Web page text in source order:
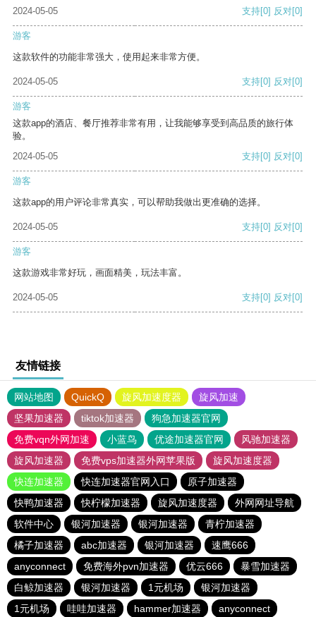
2024-05-05 支持[0] 反对[0]
游客
这款软件的功能非常强大，使用起来非常方便。
2024-05-05 支持[0] 反对[0]
游客
这款app的酒店、餐厅推荐非常有用，让我能够享受到高品质的旅行体
验。
2024-05-05
支持[0] 反对[0]
游客
这款app的用户评论非常真实，可以帮助我做出更准确的选择。
2024-05-05 支持[0] 反对[0]
游客
这款游戏非常好玩，画面精美，玩法丰富。
2024-05-05 支持[0] 反对[0]
友情链接
网站地图 QuickQ 旋风加速度器
旋风加速
坚果加速器
tiktok加速器
狗急加速器官网
免费vqn外网加速
小蓝鸟 优途加速器官网
风驰加速器
旋风加速器
免费vps加速器外网苹果版
旋风加速度器
快连加速器
快连加速器官网入口
原子加速器
快鸭加速器
快柠檬加速器 旋风加速度器
外网网址导航
软件中心
银河加速器 银河加速器
青柠加速器
橘子加速器
abc加速器 银河加速器
速鹰666
anyconnect
免费海外pvn加速器 优云666
暴雪加速器
白鲸加速器
银河加速器 1元机场
银河加速器
1元机场
哇哇加速器 hammer加速器 anyconnect